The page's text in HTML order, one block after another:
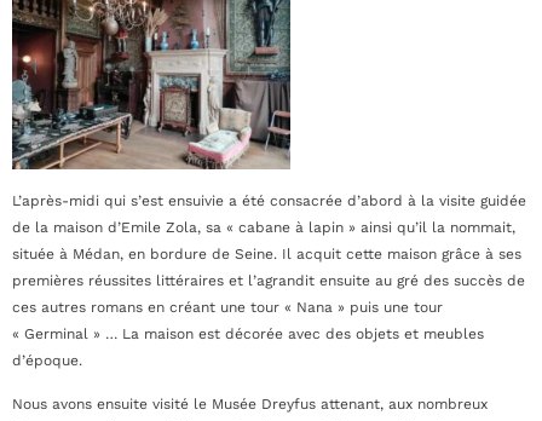
L’après-midi qui s’est ensuivie a été consacrée d’abord à la visite guidée
de la maison d’Emile Zola, sa « cabane à lapin » ainsi qu’il la nommait,
située à Médan, en bordure de Seine. Il acquit cette maison grâce à ses
premières réussites littéraires et l’agrandit ensuite au gré des succès de
ces autres romans en créant une tour « Nana » puis une tour
« Germinal » … La maison est décorée avec des objets et meubles
d’époque.
Nous avons ensuite visité le Musée Dreyfus attenant, aux nombreux